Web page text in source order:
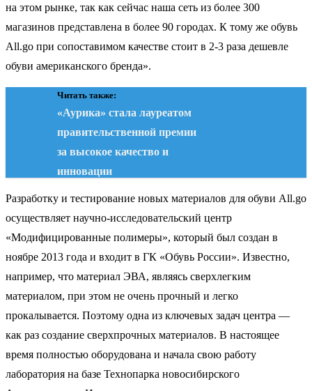
на этом рынке, так как сейчас наша сеть из более 300
магазинов представлена в более 90 городах. К тому же обувь
All.go при сопоставимом качестве стоит в 2-3 раза дешевле
обуви американского бренда».
Читать также:
«Аурика» стала лауреатом
правительственной премии
за высокое качество и
инновации
Разработку и тестирование новых материалов для обуви All.go
осуществляет научно-исследовательский центр
«Модифицированные полимеры», который был создан в
ноябре 2013 года и входит в ГК «Обувь России». Известно,
например, что материал ЭВА, являясь сверхлегким
материалом, при этом не очень прочный и легко
прокалывается. Поэтому одна из ключевых задач центра —
как раз создание сверхпрочных материалов. В настоящее
время полностью оборудована и начала свою работу
лаборатория на базе Технопарка новосибирского